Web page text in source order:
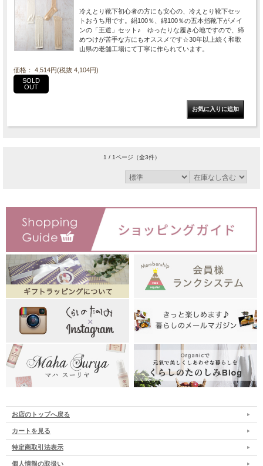
冷えとり靴下初心者の方にも安心の、冷えとり靴下セッ
トおうち用です。絹100％、綿100％の五本指靴下がメイ
ンの「王道」セット♪ ゆったりな履き心地ですので、締
めつけが苦手な方にもオススメです☆30年以上続く和歌
山県の老舗工場にて丁寧に作られています。
価格： 4,514円(税抜 4,104円)
SOLD
OUT
1 / 1ページ （全3件）
お店のトップへ戻る
カートを見る
特定商取引法表示
個人情報の取扱い